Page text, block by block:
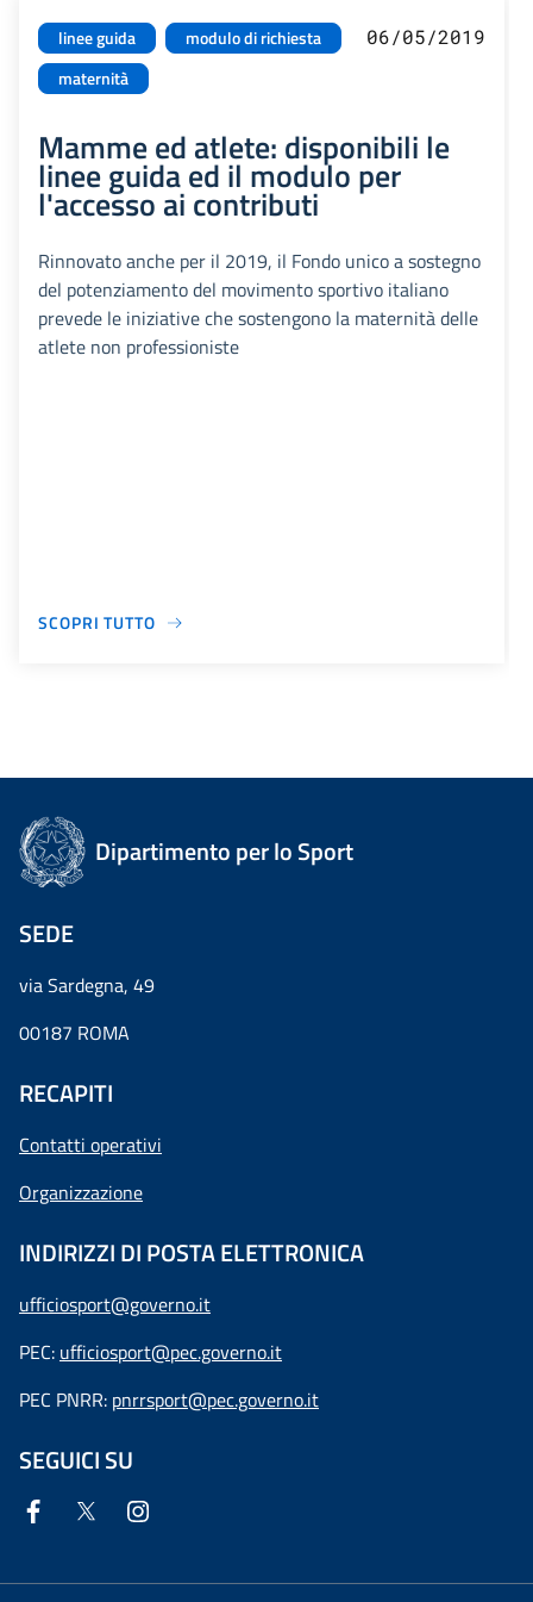
linee guida
modulo di richiesta
maternità
06/05/2019
Mamme ed atlete: disponibili le
linee guida ed il modulo per
l'accesso ai contributi
Rinnovato anche per il 2019, il Fondo unico a sostegno
del potenziamento del movimento sportivo italiano
prevede le iniziative che sostengono la maternità delle
atlete non professioniste
SCOPRI TUTTO
Dipartimento per lo Sport
SEDE
via Sardegna, 49
00187 ROMA
RECAPITI
Contatti operativi
Organizzazione
INDIRIZZI DI POSTA ELETTRONICA
ufficiosport@governo.it
PEC: ufficiosport@pec.governo.it
PEC PNRR: pnrrsport@pec.governo.it
SEGUICI SU